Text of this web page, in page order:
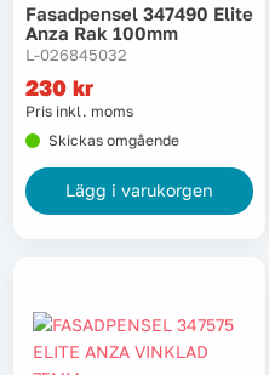
Fasadpensel 347490 Elite
Anza Rak 100mm
L-026845032
230 kr
Pris inkl. moms
Skickas omgående
Lägg i varukorgen